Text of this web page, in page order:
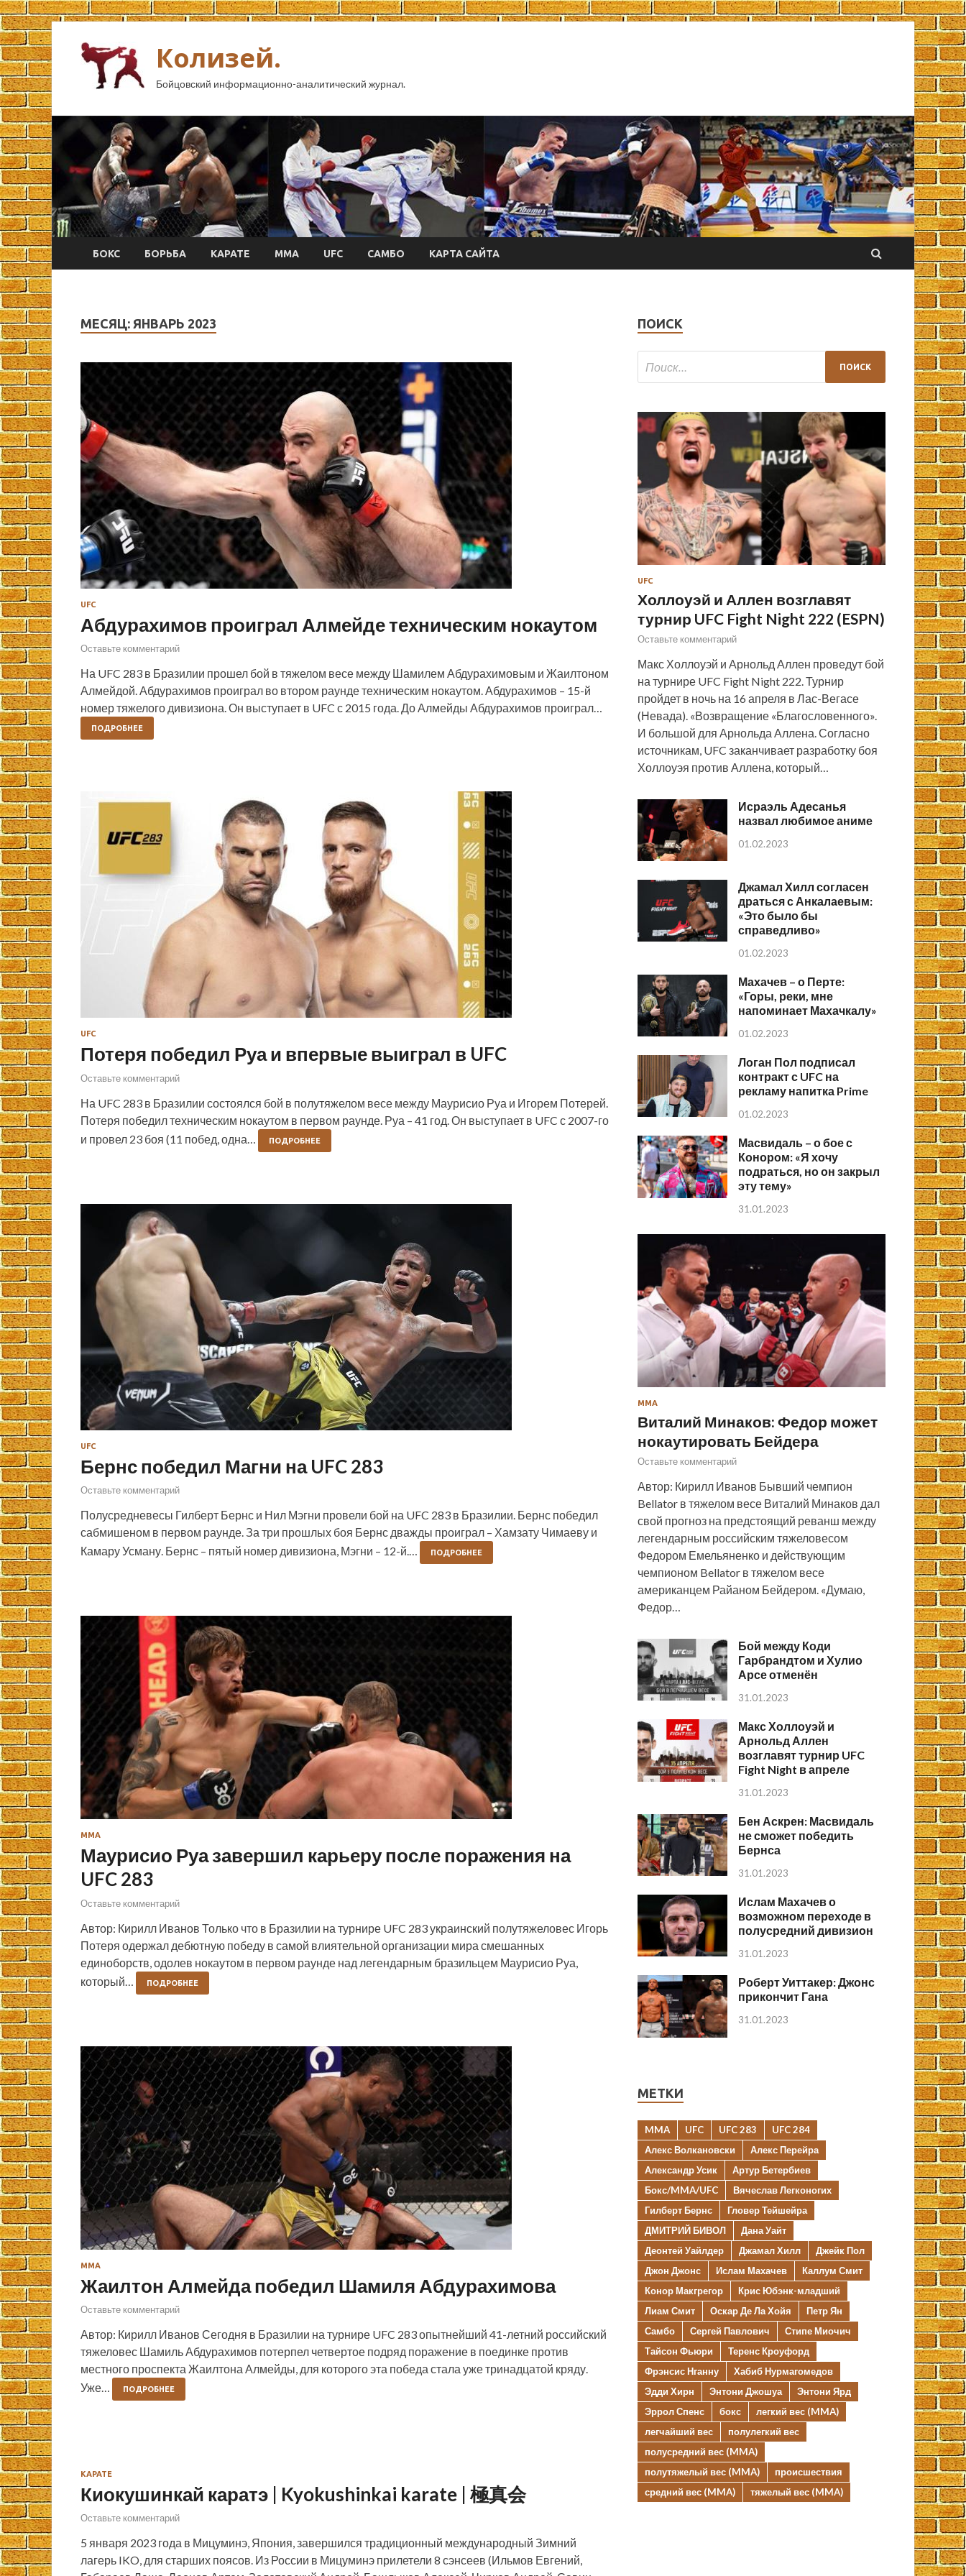
Колизей.
Бойцовский информационно-аналитический журнал.
БОКС БОРЬБА КАРАТЕ ММА UFC САМБО КАРТА САЙТА
МЕСЯЦ: ЯНВАРЬ 2023
UFC
Абдурахимов проиграл Алмейде техническим нокаутом
Оставьте комментарий
На UFC 283 в Бразилии прошел бой в тяжелом весе между Шамилем Абдурахимовым и Жаилтоном
Алмейдой. Абдурахимов проиграл во втором раунде техническим нокаутом. Абдурахимов – 15-й
номер тяжелого дивизиона. Он выступает в UFC с 2015 года. До Алмейды Абдурахимов проиграл…
ПОДРОБНЕЕ
UFC
Потеря победил Руа и впервые выиграл в UFC
Оставьте комментарий
На UFC 283 в Бразилии состоялся бой в полутяжелом весе между Маурисио Руа и Игорем Потерей.
Потеря победил техническим нокаутом в первом раунде. Руа – 41 год. Он выступает в UFC с 2007-го
и провел 23 боя (11 побед, одна…
ПОДРОБНЕЕ
UFC
Бернс победил Магни на UFC 283
Оставьте комментарий
Полусредневесы Гилберт Бернс и Нил Мэгни провели бой на UFC 283 в Бразилии. Бернс победил
сабмишеном в первом раунде. За три прошлых боя Бернс дважды проиграл – Хамзату Чимаеву и
Камару Усману. Бернс – пятый номер дивизиона, Мэгни – 12-й.…
ПОДРОБНЕЕ
ММА
Маурисио Руа завершил карьеру после поражения на
UFC 283
Оставьте комментарий
Автор: Кирилл Иванов Только что в Бразилии на турнире UFC 283 украинский полутяжеловес Игорь
Потеря одержал дебютную победу в самой влиятельной организации мира смешанных
единоборств, одолев нокаутом в первом раунде над легендарным бразильцем Маурисио Руа,
который…
ПОДРОБНЕЕ
ММА
Жаилтон Алмейда победил Шамиля Абдурахимова
Оставьте комментарий
Автор: Кирилл Иванов Сегодня в Бразилии на турнире UFC 283 опытнейший 41-летний российский
тяжеловес Шамиль Абдурахимов потерпел четвертое подряд поражение в поединке против
местного проспекта Жаилтона Алмейды, для которого эта победа стала уже тринадцатой кряду.
Уже…
ПОДРОБНЕЕ
КАРАТЕ
Киокушинкай каратэ | Kyokushinkai karate | 極真会
Оставьте комментарий
5 января 2023 года в Мицуминэ, Япония, завершился традиционный международный Зимний
лагерь IKO, для старших поясов. Из России в Мицуминэ прилетели 8 сэнсеев (Ильмов Евгений,
ПОИСК
UFC
Холлоуэй и Аллен возглавят
турнир UFC Fight Night 222 (ESPN)
Оставьте комментарий
Макс Холлоуэй и Арнольд Аллен проведут бой
на турнире UFC Fight Night 222. Турнир
пройдет в ночь на 16 апреля в Лас-Вегасе
(Невада). «Возвращение «Благословенного».
И большой для Арнольда Аллена. Согласно
источникам, UFC заканчивает разработку боя
Холлоуэя против Аллена, который…
Исраэль Адесанья
назвал любимое аниме
01.02.2023
Джамал Хилл согласен
драться с Анкалаевым:
«Это было бы
справедливо»
01.02.2023
Махачев – о Перте:
«Горы, реки, мне
напоминает Махачкалу»
01.02.2023
Логан Пол подписал
контракт с UFC на
рекламу напитка Prime
01.02.2023
Масвидаль – о бое с
Конором: «Я хочу
подраться, но он закрыл
эту тему»
31.01.2023
ММА
Виталий Минаков: Федор может
нокаутировать Бейдера
Оставьте комментарий
Автор: Кирилл Иванов Бывший чемпион
Bellator в тяжелом весе Виталий Минаков дал
свой прогноз на предстоящий реванш между
легендарным российским тяжеловесом
Федором Емельяненко и действующим
чемпионом Bellator в тяжелом весе
американцем Райаном Бейдером. «Думаю,
Федор…
Бой между Коди
Гарбрандтом и Хулио
Арсе отменён
31.01.2023
Макс Холлоуэй и
Арнольд Аллен
возглавят турнир UFC
Fight Night в апреле
31.01.2023
Бен Аскрен: Масвидаль
не сможет победить
Бернса
31.01.2023
Ислам Махачев о
возможном переходе в
полусредний дивизион
31.01.2023
Роберт Уиттакер: Джонс
прикончит Гана
31.01.2023
МЕТКИ
MMA UFC UFC 283
UFC 284
Алекс Волкановски
Алекс Перейра
Александр Усик
Артур Бетербиев
Бокс/MMA/UFC
Вячеслав Легконогих
Гилберт Бернс
Гловер Тейшейра
ДМИТРИЙ БИВОЛ
Дана Уайт
Деонтей Уайлдер
Джамал Хилл
Джейк Пол
Джон Джонс
Ислам Махачев
Каллум Смит
Конор Макгрегор
Крис Юбэнк-младший
Лиам Смит
Оскар Де Ла Хойя
Петр Ян
Самбо
Сергей Павлович
Стипе Миочич
Тайсон Фьюри
Теренс Кроуфорд
Фрэнсис Нганну
Хабиб Нурмагомедов
Эдди Хирн
Энтони Джошуа
Энтони Ярд
Эррол Спенс
бокс
легкий вес (MMA)
легчайший вес
полулегкий вес
полусредний вес (MMA)
полутяжелый вес (MMA)
происшествия
средний вес (MMA)
тяжелый вес (MMA)